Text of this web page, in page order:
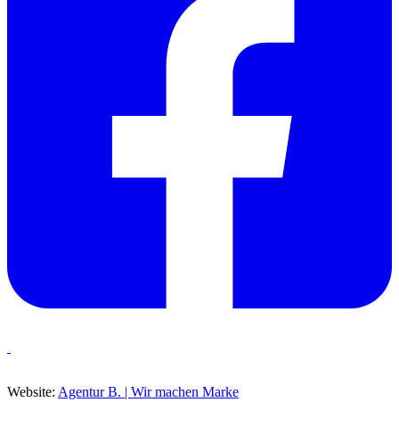
Website: Agentur B. | Wir machen Marke